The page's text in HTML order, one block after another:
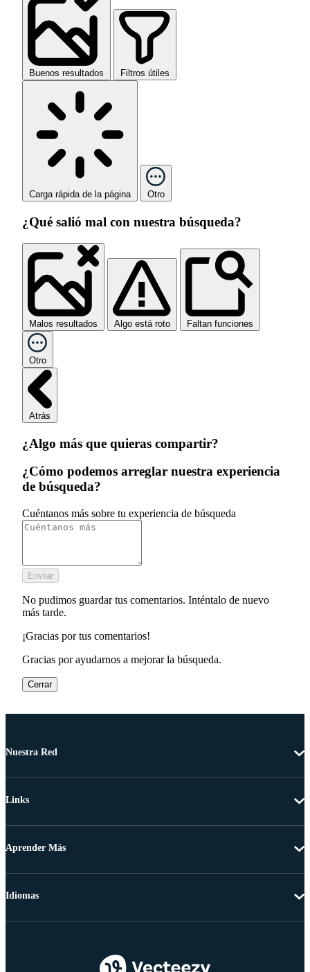
Buenos resultados Filtros útiles
Carga rápida de la página Otro
¿Qué salió mal con nuestra búsqueda?
Malos resultados Algo está roto Faltan funciones
Otro
Atrás
¿Algo más que quieras compartir?
¿Cómo podemos arreglar nuestra experiencia
de búsqueda?
Cuéntanos más sobre tu experiencia de búsqueda
Enviar
No pudimos guardar tus comentarios. Inténtalo de nuevo
más tarde.
¡Gracias por tus comentarios!
Gracias por ayudarnos a mejorar la búsqueda.
Cerrar
Nuestra Red
Links
Aprender Más
Idiomas